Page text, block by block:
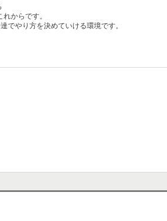
からです。
でやり方を決めていける環境です。